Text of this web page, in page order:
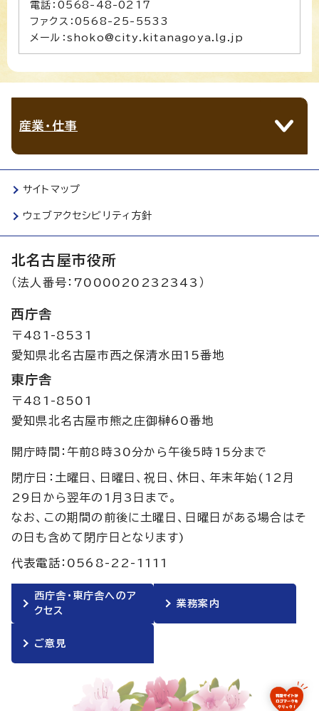
電話：0568-48-0217
ファクス：0568-25-5533
メール：shoko@city.kitanagoya.lg.jp
産業・仕事
サイトマップ
ウェブアクセシビリティ方針
北名古屋市役所
（法人番号：7000020232343）
西庁舎
〒481-8531
愛知県北名古屋市西之保清水田15番地
東庁舎
〒481-8501
愛知県北名古屋市熊之庄御榊60番地
開庁時間：午前8時30分から午後5時15分まで
閉庁日：土曜日、日曜日、祝日、休日、年末年始(12月
29日から翌年の1月3日まで。
なお、この期間の前後に土曜日、日曜日がある場合はそ
の日も含めて閉庁日となります)
代表電話：0568-22-1111
西庁舎・東庁舎へのア
クセス
業務案内
ご意見